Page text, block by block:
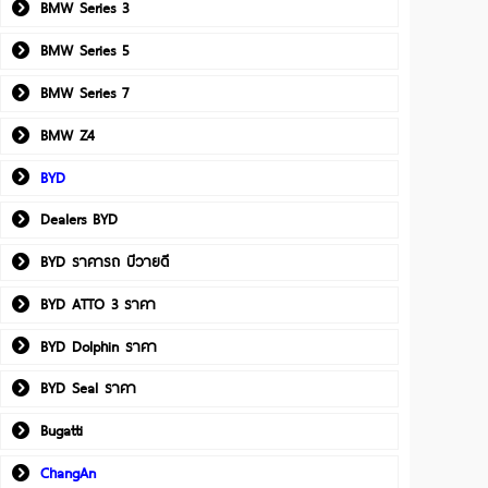
BMW Series 3
BMW Series 5
BMW Series 7
BMW Z4
BYD
Dealers BYD
BYD ราคารถ บีวายดี
BYD ATTO 3 ราคา
BYD Dolphin ราคา
BYD Seal ราคา
Bugatti
ChangAn